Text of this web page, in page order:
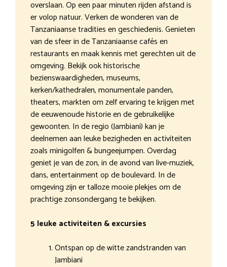
overslaan. Op een paar minuten rijden afstand is
er volop natuur. Verken de wonderen van de
Tanzaniaanse tradities en geschiedenis. Genieten
van de sfeer in de Tanzaniaanse cafés en
restaurants en maak kennis met gerechten uit de
omgeving. Bekijk ook historische
bezienswaardigheden, museums,
kerken/kathedralen, monumentale panden,
theaters, markten om zelf ervaring te krijgen met
de eeuwenoude historie en de gebruikelijke
gewoonten. In de regio (Jambiani) kan je
deelnemen aan leuke bezigheden en activiteiten
zoals minigolfen & bungeejumpen. Overdag
geniet je van de zon, in de avond van live-muziek,
dans, entertainment op de boulevard. In de
omgeving zijn er talloze mooie plekjes om de
prachtige zonsondergang te bekijken.
5 leuke activiteiten & excursies
Ontspan op de witte zandstranden van
Jambiani